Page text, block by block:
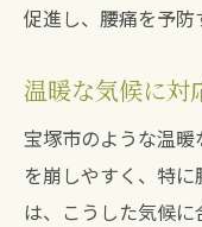
促進し、腰痛を予防
温暖な気候に対
宝塚市のような温
を崩しやすく、特
は、こうした気候